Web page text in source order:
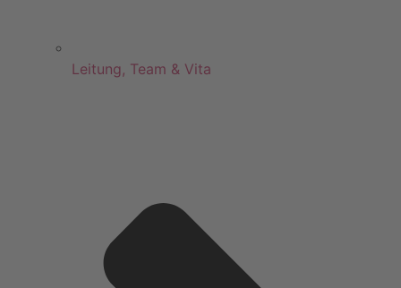
Leitung, Team & Vita